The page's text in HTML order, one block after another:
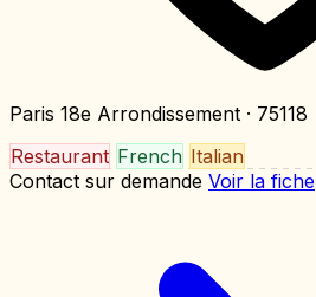
Paris 18e Arrondissement · 75118
Restaurant French Italian
Contact sur demande Voir la fiche